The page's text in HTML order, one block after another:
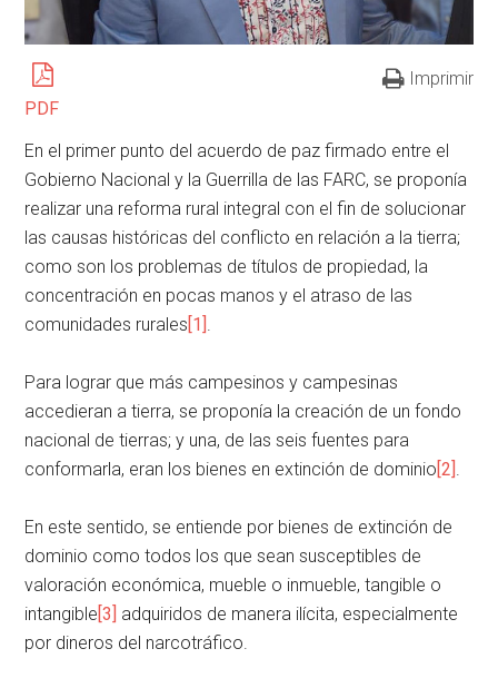
PDF
Imprimir
En el primer punto del acuerdo de paz firmado entre el
Gobierno Nacional y la Guerrilla de las FARC, se proponía
realizar una reforma rural integral con el fin de solucionar
las causas históricas del conflicto en relación a la tierra;
como son los problemas de títulos de propiedad, la
concentración en pocas manos y el atraso de las
comunidades rurales[1].
Para lograr que más campesinos y campesinas
accedieran a tierra, se proponía la creación de un fondo
nacional de tierras; y una, de las seis fuentes para
conformarla, eran los bienes en extinción de dominio[2].
En este sentido, se entiende por bienes de extinción de
dominio como todos los que sean susceptibles de
valoración económica, mueble o inmueble, tangible o
intangible[3] adquiridos de manera ilícita, especialmente
por dineros del narcotráfico.